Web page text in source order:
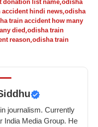
donation list name,odisha
hindi news,odisha
train accident how many
died,odisha train
reason,odisha train
journalism. Currently
India Media Group. He